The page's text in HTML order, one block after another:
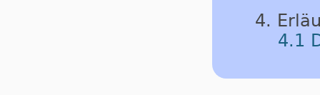
4.
4.1